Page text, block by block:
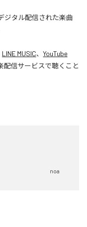
ジタル配信された楽曲
LINE MUSIC、 YouTube
配信サービスで聴くこと
noa